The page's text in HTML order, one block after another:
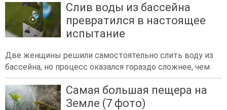
Слив воды из бассейна
превратился в настоящее
испытание
Две женщины решили самостоятельно слить воду из
бассейна, но процесс оказался гораздо сложнее, чем
Самая большая пещера на
Земле (7 фото)